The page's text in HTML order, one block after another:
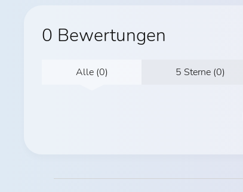
0 Bewertungen
Alle (0) 5 Sterne (0)